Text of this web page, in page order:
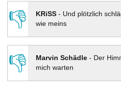
👎
KRiSS- Und plötzlich
wie meins
👎 Marvin Schädle- Der
mich warten